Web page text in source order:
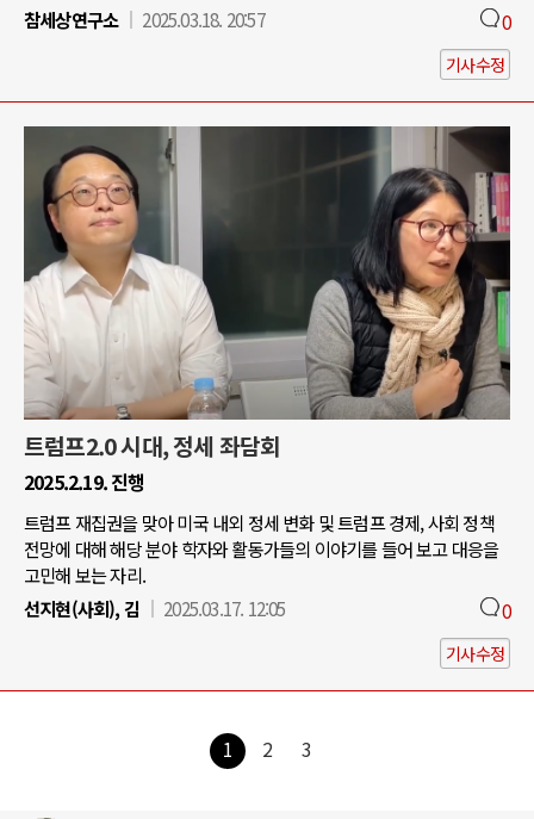
참세상연구소
2025.03.18. 20:57 0
기사수정
트럼프2.0 시대, 정세 좌담회
2025.2.19. 진행
트럼프 재집권을 맞아 미국 내외 정세 변화 및 트럼프 경제, 사회 정책
전망에 대해 해당 분야 학자와 활동가들의 이야기를 들어 보고 대응을
고민해 보는 자리.
선지현(사회), 김
2025.03.17. 12:05 0
기사수정
1 2 3